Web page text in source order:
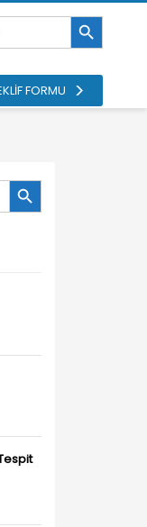
Search Button
FORMU
Search Button